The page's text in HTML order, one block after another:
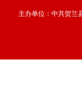
主办单位：中共贺兰